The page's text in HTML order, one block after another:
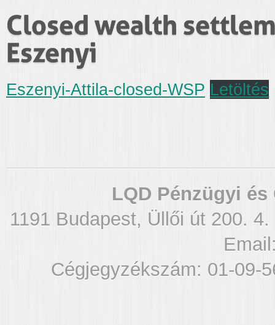
Closed wealth
Eszenyi
Eszenyi-Attila-closed-WSP Letöltés
LQD Pénzügyi
1191 Budapest, Üllői út 200.
Cégjegyzékszám: 01-09-